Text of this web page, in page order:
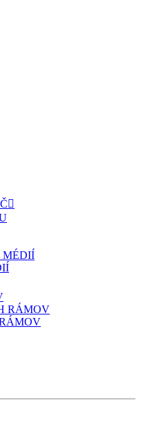
MÉDIÍ
RÁMOV